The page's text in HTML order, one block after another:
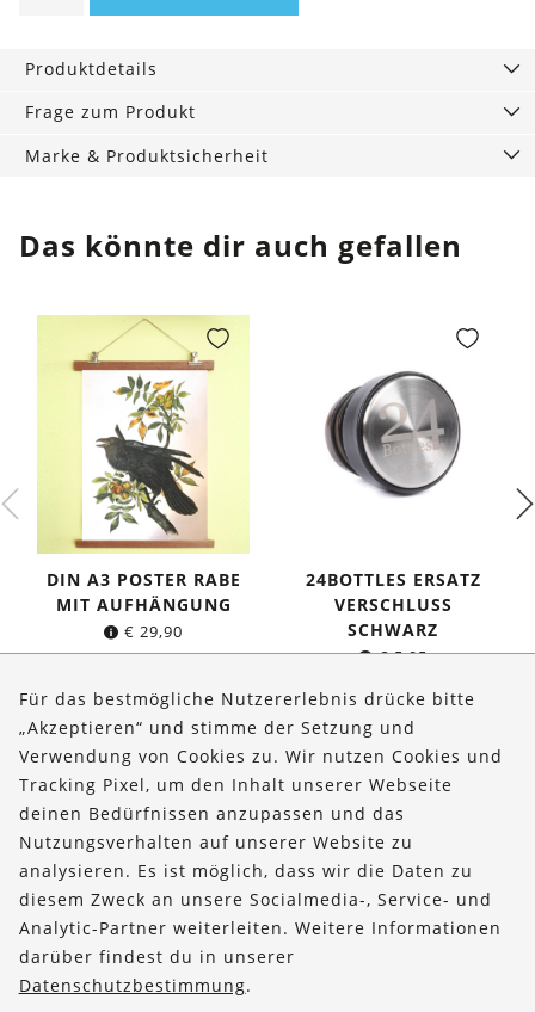
weiß
Menge
Produktdetails
Frage zum Produkt
Marke & Produktsicherheit
Das könnte dir auch gefallen
DIN A3 POSTER RABE
MIT AUFHÄNGUNG
€ 29,90
24BOTTLES ERSATZ
VERSCHLUSS
SCHWARZ
€5,95
Über uns
Bestellungen
Kontakt & Hilfe
FOLLOW US
Für das bestmögliche Nutzererlebnis drücke bitte
„Akzeptieren“ und stimme der Setzung und
Verwendung von Cookies zu. Wir nutzen Cookies und
Tracking Pixel, um den Inhalt unserer Webseite
deinen Bedürfnissen anzupassen und das
Nutzungsverhalten auf unserer Website zu
analysieren. Es ist möglich, dass wir die Daten zu
diesem Zweck an unsere Socialmedia-, Service- und
Analytic-Partner weiterleiten. Weitere Informationen
darüber findest du in unserer
Datenschutzbestimmung.